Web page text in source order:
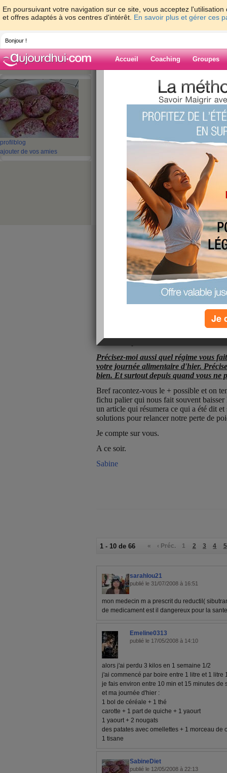
En poursuivant votre navigation sur ce site, vous acceptez
et offres adaptés à vos centres d'intérêt. En savoir plus et gérer ces
Bonjour !
Accueil Coaching Groupes
profil blog
ajouter de vos amies
>
> Je fais
Blog de
Je fais un palier
consultation de
publié le 10/05/2008 à 10:33
Voilà nous avons trouvé le thème qui
Ce week-end nous allons parler
Je fais un palier, oui ! Mais
Alors je vous propose chacune de me
combien à perdre.
Précisez-moi aussi quel régime vous
votre journée alimentaire d'hier.
bien. Et surtout depuis quand vous ne
Bref racontez-vous le + possible et on
fichu palier qui nous fait souvent
un article qui résumera ce qui a été dit
solutions pour relancer notre perte de
Je compte sur vous.
A ce soir.
Sabine
1 - 10 de 66 « ‹ Préc. 1 2 3 4 5
sarahlou21
publié le 31/07/2008 à 16:51
mon medecin m a prescrit du reductil(
de medicament est il dangereux pour la
Emeline0313
publié le 17/05/2008 à 14:10
alors j'ai perdu 3 kilos en 1 semaine 1/2
j'ai commencé par boire entre 1 litre et 1 litre
je fais environ entre 10 min et 15 minutes de
et ma journée d'hier :
1 bol de céréale + 1 thé
carotte + 1 part de quiche + 1 yaourt
1 yaourt + 2 nougats
des patates avec omellettes + 1 morceau de
1 tisane
SabineDiet
publié le 12/05/2008 à 22:13
Je